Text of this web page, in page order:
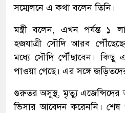
সম্মেলনে এ কথা বলেন তিনি।
মন্ত্রী বলেন, এখন পর্যন্ত
হজযাত্রী সৌদি আরব
মধ্যে সৌদি পৌঁছাবেন। কিছু
পাওয়া গেছে। এর সঙ্গে জড়িতদের
গুরুতর অসুস্থ, মৃত্যু এজেন্সিদের
ভিসার আবেদন করেননি। শেষ